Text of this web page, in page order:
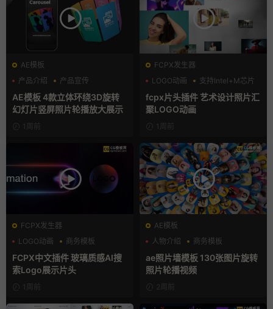
AE模板
产品介绍
产品宣传
产品展示
AE模板 4款立体环绕3D旋转
幻灯片竖屏照片轮播放大展示
1周前
FCPX发生器
LOGO动画
支持Intel+M芯片
汇聚
fcpx片头插件 艺术设计照片汇
聚LOGO动画
1周前
FCPX发生器
LOGO动画
商务模板
支持Intel+M芯片
FCPX中文插件 玻璃质感AI搜
索Logo展示片头
1周前
AE模板
人物介绍
商务模板
幻灯片
ae照片墙模板 130张图片旋转
照片轮播视频
2周前